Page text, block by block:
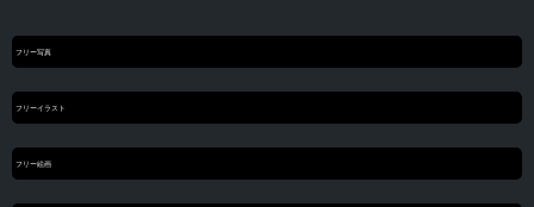
フリー写真
フリーイラスト
フリー絵画